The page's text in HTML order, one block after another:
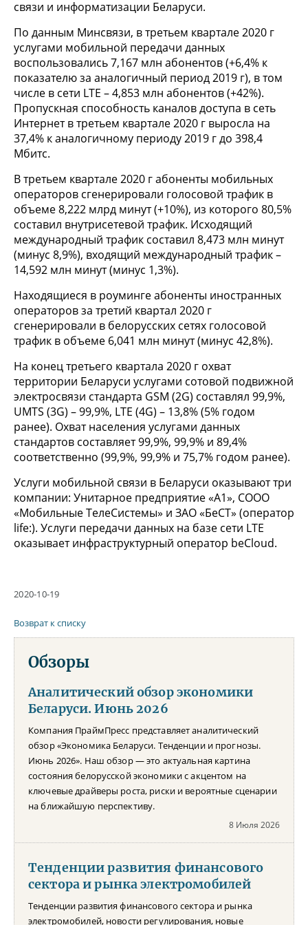
связи и информатизации Беларуси.
По данным Минсвязи, в третьем квартале 2020 г
услугами мобильной передачи данных
воспользовались 7,167 млн абонентов (+6,4% к
показателю за аналогичный период 2019 г), в том
числе в сети LTE – 4,853 млн абонентов (+42%).
Пропускная способность каналов доступа в сеть
Интернет в третьем квартале 2020 г выросла на
37,4% к аналогичному периоду 2019 г до 398,4
Мбитс.
В третьем квартале 2020 г абоненты мобильных
операторов сгенерировали голосовой трафик в
объеме 8,222 млрд минут (+10%), из которого 80,5%
составил внутрисетевой трафик. Исходящий
международный трафик составил 8,473 млн минут
(минус 8,9%), входящий международный трафик –
14,592 млн минут (минус 1,3%).
Находящиеся в роуминге абоненты иностранных
операторов за третий квартал 2020 г
сгенерировали в белорусских сетях голосовой
трафик в объеме 6,041 млн минут (минус 42,8%).
На конец третьего квартала 2020 г охват
территории Беларуси услугами сотовой подвижной
электросвязи стандарта GSM (2G) составлял 99,9%,
UMTS (3G) – 99,9%, LTE (4G) – 13,8% (5% годом
ранее). Охват населения услугами данных
стандартов составляет 99,9%, 99,9% и 89,4%
соответственно (99,9%, 99,9% и 75,7% годом ранее).
Услуги мобильной связи в Беларуси оказывают три
компании: Унитарное предприятие «A1», СООО
«Мобильные ТелеСистемы» и ЗАО «БеСТ» (оператор
life:). Услуги передачи данных на базе сети LTE
оказывает инфраструктурный оператор beCloud.
2020-10-19
Возврат к списку
Обзоры
Аналитический обзор экономики
Беларуси. Июнь 2026
Компания ПраймПресс представляет аналитический
обзор «Экономика Беларуси. Тенденции и прогнозы.
Июнь 2026». Наш обзор — это актуальная картина
состояния белорусской экономики с акцентом на
ключевые драйверы роста, риски и вероятные сценарии
на ближайшую перспективу.
8 Июля 2026
Тенденции развития финансового
сектора и рынка электромобилей
Тенденции развития финансового сектора и рынка
электромобилей, новости регулирования, новые